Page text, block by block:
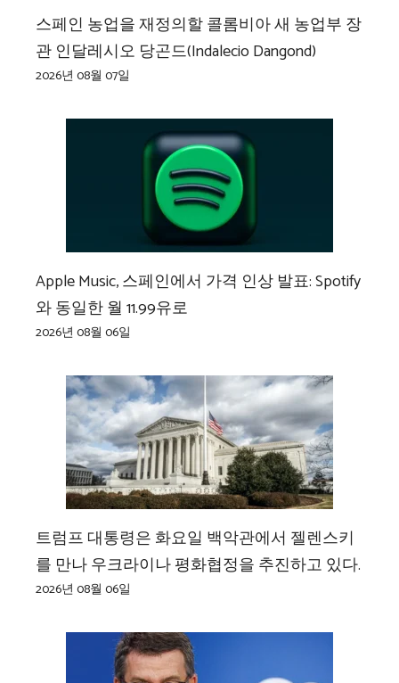
스페인 농업을 재정의할 콜롬비아 새 농업부 장
관 인달레시오 당곤드(Indalecio Dangond)
2026년 08월 07일
Apple Music, 스페인에서 가격 인상 발표: Spotify
와 동일한 월 11.99유로
2026년 08월 06일
트럼프 대통령은 화요일 백악관에서 젤렌스키
를 만나 우크라이나 평화협정을 추진하고 있다.
2026년 08월 06일